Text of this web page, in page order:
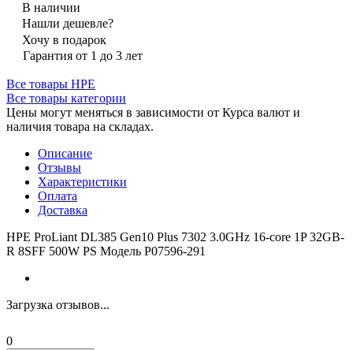
В наличии
Нашли дешевле?
Хочу в подарок
Гарантия от 1 до 3 лет
Все товары HPE
Все товары категории
Цены могут меняться в зависимости от Курса валют и
наличия товара на складах.
Описание
Отзывы
Характеристики
Оплата
Доставка
HPE ProLiant DL385 Gen10 Plus 7302 3.0GHz 16-core 1P 32GB-
R 8SFF 500W PS Модель P07596-291
Загрузка отзывов...
0